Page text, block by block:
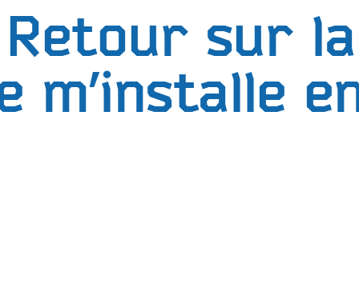
Retour sur
m’installe